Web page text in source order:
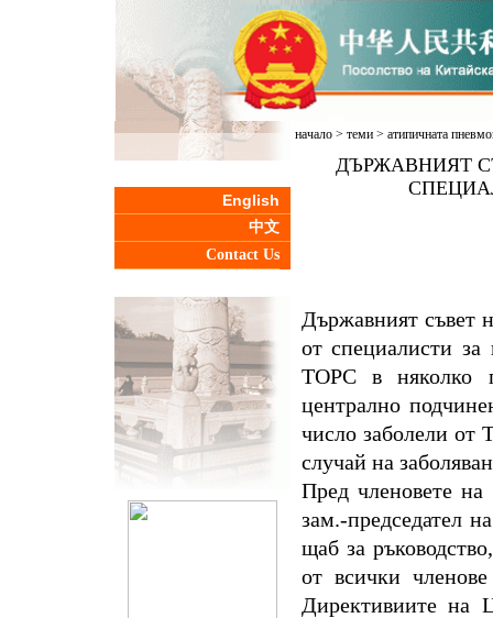
English
中文
Contact Us
начало> теми> атипичната
ДЪРЖАВНИЯТ
Държавният съвет
от специалисти
ТОРС в няколко
централно
число заболели от
случай на
Пред членовете
зам.-председател
щаб за
от всички
Директивиите